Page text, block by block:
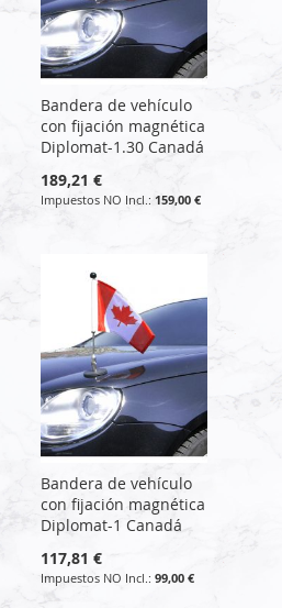
Bandera de vehículo
con fijación magnética
Diplomat-1.30 Canadá
189,21 €
159,00 €
Bandera de vehículo
con fijación magnética
Diplomat-1 Canadá
117,81 €
99,00 €